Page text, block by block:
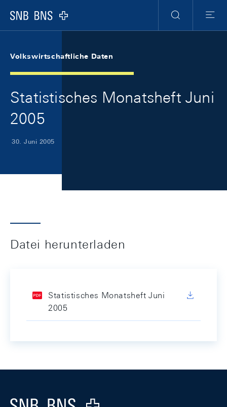
Logo
Suche
Menu
Volkswirtschaftliche Daten
Statistisches Monatsheft Juni
2005
30. Juni 2005
Datei herunterladen
Statistisches Monatsheft Juni
2005
Logo